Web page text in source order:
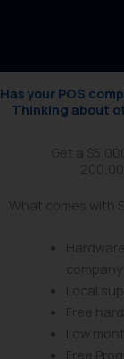
Has your POS
Thinking about
Get a
What comes with
company
Local
Free
Low
Free